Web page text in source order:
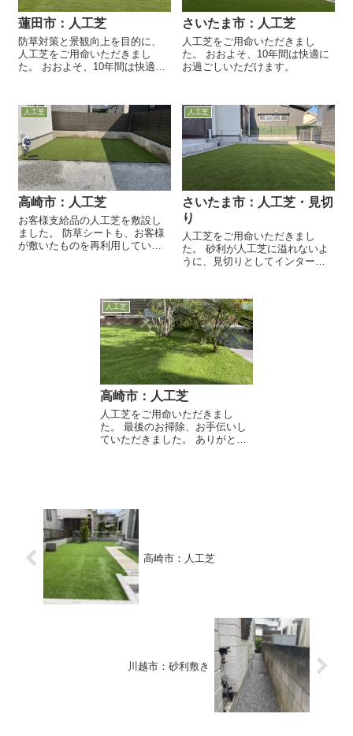
蓮田市：人工芝
防草対策と景観向上を目的に、
人工芝をご用命いただきまし
た。 おおよそ、10年間は快適に
さいたま市：人工芝
人工芝をご用命いただきまし
た。 おおよそ、10年間は快適に
お過ごしいただけます。
人工芝
高崎市：人工芝
お客様支給品の人工芝を敷設し
ました。 防草シートも、お客様
が敷いたものを再利用していま
人工芝
さいたま市：人工芝・見切
り
人工芝をご用命いただきまし
た。 砂利が人工芝に溢れないよ
うに、見切りとしてインターロ
人工芝
高崎市：人工芝
人工芝をご用命いただきまし
た。 最後のお掃除、お手伝いし
ていただきました。 ありがとう
高崎市：人工芝
川越市：砂利敷き